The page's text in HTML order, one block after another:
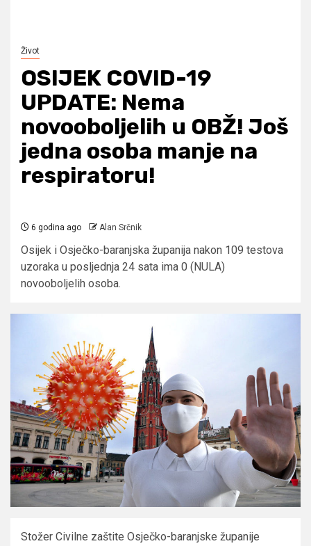
Život
OSIJEK COVID-19
UPDATE: Nema
novooboljelih u OBŽ! Još
jedna osoba manje na
respiratoru!
6 godina ago Alan Srčnik
Osijek i Osječko-baranjska županija nakon 109 testova
uzoraka u posljednja 24 sata ima 0 (NULA)
novooboljelih osoba.
Stožer Civilne zaštite Osječko-baranjske županije